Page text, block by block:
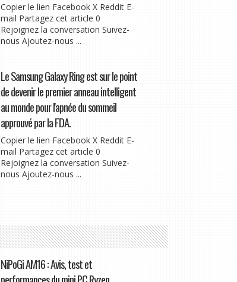
Copier le lien Facebook X Reddit E-
mail Partagez cet article 0
Rejoignez la conversation Suivez-
nous Ajoutez-nous ...
Le Samsung Galaxy Ring est sur le point
de devenir le premier anneau intelligent
au monde pour l'apnée du sommeil
approuvé par la FDA.
Copier le lien Facebook X Reddit E-
mail Partagez cet article 0
Rejoignez la conversation Suivez-
nous Ajoutez-nous ...
NiPoGi AM16 : Avis, test et